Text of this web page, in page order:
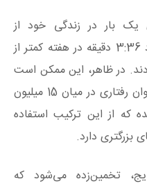
یک بار در زندگی خود از
سیلوسایبین استفاده کردند، حدود 3:36 دقیقه در هفته کمتر از
در ظاهر، این ممکن است
کوچک به نظر برسد، اما اگر به عنوان رفتاری در میان 15 میلیون
که از این ترکیب استفاده
بزرگتری دارد.
تخمین‌زده می‌شود که